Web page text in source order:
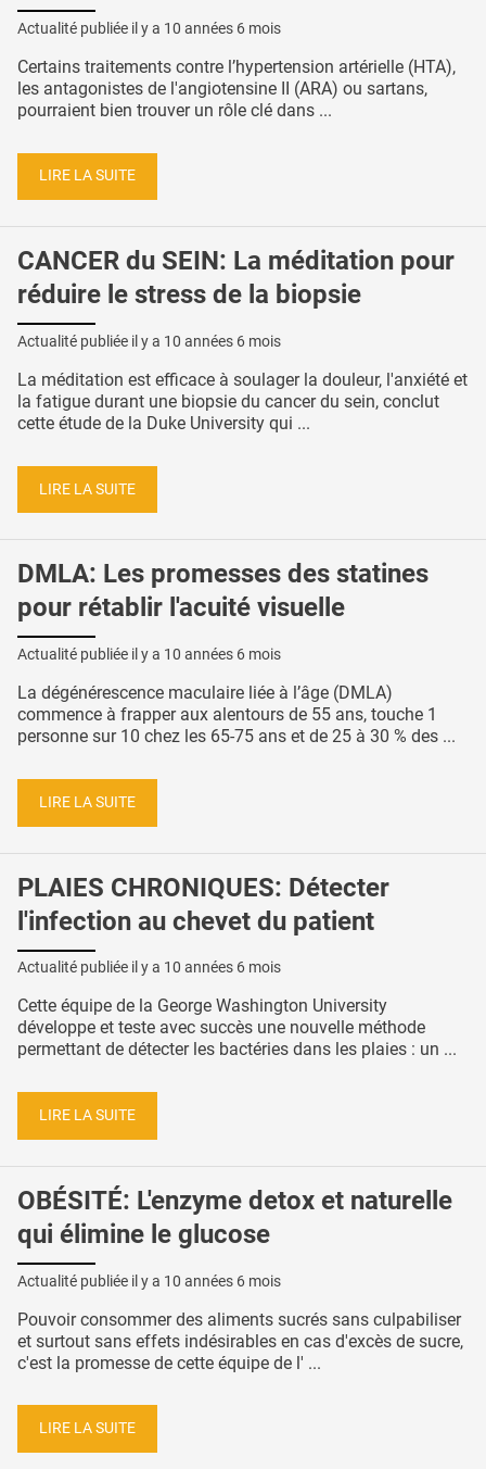
Actualité publiée il y a 10 années 6 mois
Certains traitements contre l’hypertension artérielle (HTA),
les antagonistes de l'angiotensine II (ARA) ou sartans,
pourraient bien trouver un rôle clé dans ...
LIRE LA SUITE
CANCER du SEIN: La méditation pour
réduire le stress de la biopsie
Actualité publiée il y a 10 années 6 mois
La méditation est efficace à soulager la douleur, l'anxiété et
la fatigue durant une biopsie du cancer du sein, conclut
cette étude de la Duke University qui ...
LIRE LA SUITE
DMLA: Les promesses des statines
pour rétablir l'acuité visuelle
Actualité publiée il y a 10 années 6 mois
La dégénérescence maculaire liée à l’âge (DMLA)
commence à frapper aux alentours de 55 ans, touche 1
personne sur 10 chez les 65-75 ans et de 25 à 30 % des ...
LIRE LA SUITE
PLAIES CHRONIQUES: Détecter
l'infection au chevet du patient
Actualité publiée il y a 10 années 6 mois
Cette équipe de la George Washington University
développe et teste avec succès une nouvelle méthode
permettant de détecter les bactéries dans les plaies : un ...
LIRE LA SUITE
OBÉSITÉ: L'enzyme detox et naturelle
qui élimine le glucose
Actualité publiée il y a 10 années 6 mois
Pouvoir consommer des aliments sucrés sans culpabiliser
et surtout sans effets indésirables en cas d'excès de sucre,
c'est la promesse de cette équipe de l' ...
LIRE LA SUITE